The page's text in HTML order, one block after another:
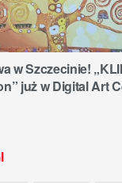
w Szczecinie!
już w Digital Art